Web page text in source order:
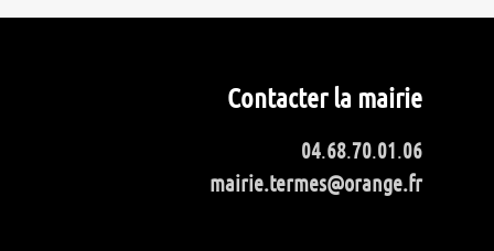
Contacter la mairie
04.68.70.01.06
mairie.termes@orange.fr